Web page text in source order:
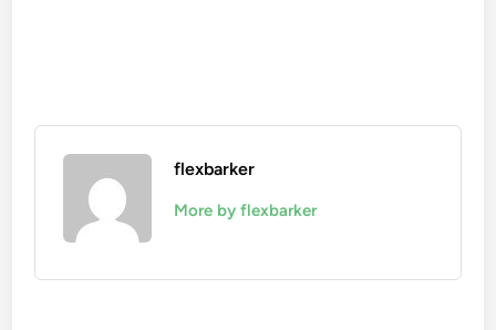
flexbarker
More by flexbarker